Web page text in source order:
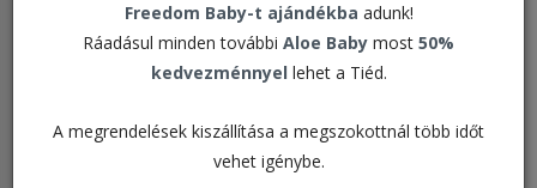
Freedom Baby-t ajándékba adunk!
Ráadásul minden további Aloe Baby most 50%
kedvezménnyel lehet a Tiéd.
A megrendelések kiszállítása a megszokottnál több időt
vehet igénybe.
Bankkártyás fizetési szolgáltató: